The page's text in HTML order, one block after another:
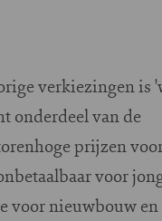
verkiezingen is
onderdeel van de
prijzen
voor
voor nieuwbouw